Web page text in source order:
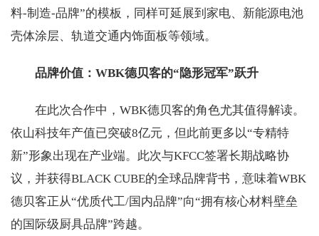
料-制造-品牌”的模板，同样可延展到家电、新能源电池
壳体涂层、轨道交通内饰面板等领域。
品牌价值：WBK德贝客的“隐形冠军”跃升
在此次合作中，WBK德贝客的角色尤其值得解读。
依山科技年产值已突破8亿元，但此前更多以“专精特
新”形象出现在产业端。此次与KFCC签署长期战略协
议，并获得BLACK CUBE的全球品牌背书，意味着WBK
德贝客正从“优质代工/国内品牌”向“拥有核心材料壁垒
的国际级厨具品牌”跨越。